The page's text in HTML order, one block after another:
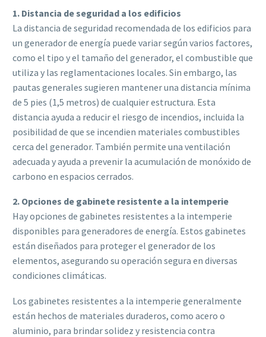
1. Distancia de seguridad a los edificios
La distancia de seguridad recomendada de los edificios para
un generador de energía puede variar según varios factores,
como el tipo y el tamaño del generador, el combustible que
utiliza y las reglamentaciones locales. Sin embargo, las
pautas generales sugieren mantener una distancia mínima
de 5 pies (1,5 metros) de cualquier estructura. Esta
distancia ayuda a reducir el riesgo de incendios, incluida la
posibilidad de que se incendien materiales combustibles
cerca del generador. También permite una ventilación
adecuada y ayuda a prevenir la acumulación de monóxido de
carbono en espacios cerrados.
2. Opciones de gabinete resistente a la intemperie
Hay opciones de gabinetes resistentes a la intemperie
disponibles para generadores de energía. Estos gabinetes
están diseñados para proteger el generador de los
elementos, asegurando su operación segura en diversas
condiciones climáticas.
Los gabinetes resistentes a la intemperie generalmente
están hechos de materiales duraderos, como acero o
aluminio, para brindar solidez y resistencia contra